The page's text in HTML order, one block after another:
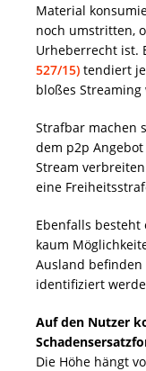
Material
noch umstritten,
Urheberrecht ist.
527/15) tendiert
bloßes
Strafbar machen
dem p2p
Stream
eine
Ebenfalls
kaum
Ausland
identifiziert
Auf den Nutzer
Die Höhe hängt